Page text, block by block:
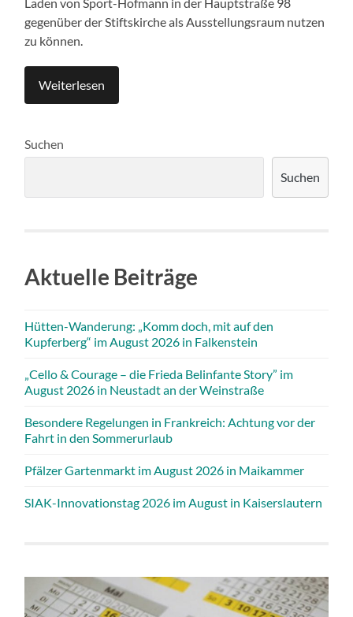
gegenüber der Stiftskirche als Ausstellungsraum nutzen
zu können.
Weiterlesen
Suchen
Suchen
Aktuelle Beiträge
Hütten-Wanderung: „Komm doch, mit auf den
Kupferberg“ im August 2026 in Falkenstein
„Cello & Courage – die Frieda Belinfante Story” im
August 2026 in Neustadt an der Weinstraße
Besondere Regelungen in Frankreich: Achtung vor der
Fahrt in den Sommerurlaub
Pfälzer Gartenmarkt im August 2026 in Maikammer
SIAK-Innovationstag 2026 im August in Kaiserslautern